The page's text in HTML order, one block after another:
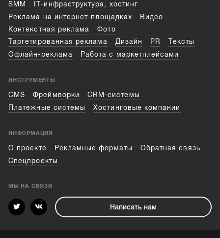
SMM
IT-инфраструктура, хостинг
Реклама на интернет-площадках
Видео
Контекстная реклама
Фото
Таргетированная реклама
Дизайн PR
Тексты
Офлайн-реклама
Работа с маркетплейсами
ИНСТРУМЕНТЫ
CMS Фреймворки
CRM-системы
Платежные системы
Хостинговые компании
ИНФОРМАЦИЯ
О проекте Рекламные форматы
Обратная связь
Спецпроекты
МЫ НА СВЯЗИ
Написать нам